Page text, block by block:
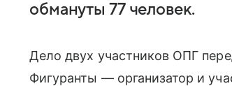
обмануты 77 человек.
Дело двух участников ОПГ
Фигуранты — организатор и